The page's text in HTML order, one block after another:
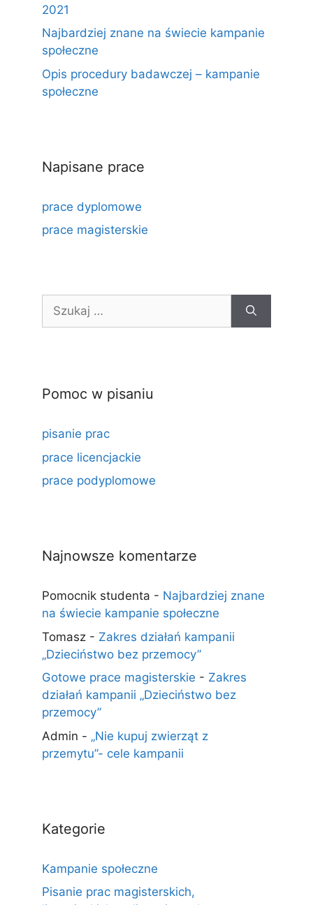
2021
Najbardziej znane na świecie kampanie
społeczne
Opis procedury badawczej – kampanie
społeczne
Napisane prace
prace dyplomowe
prace magisterskie
Szukaj:
Pomoc w pisaniu
pisanie prac
prace licencjackie
prace podyplomowe
Najnowsze komentarze
Pomocnik studenta - Najbardziej znane
na świecie kampanie społeczne
Tomasz - Zakres działań kampanii
„Dzieciństwo bez przemocy”
Gotowe prace magisterskie - Zakres
działań kampanii „Dzieciństwo bez
przemocy”
Admin - „Nie kupuj zwierząt z
przemytu”- cele kampanii
Kategorie
Kampanie społeczne
Pisanie prac magisterskich,